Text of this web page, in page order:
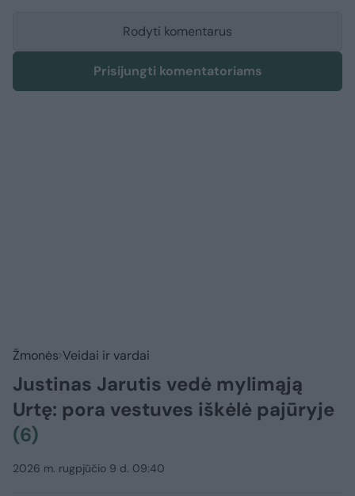
Rodyti komentarus
Prisijungti komentatoriams
Žmonės Veidai ir vardai
Justinas Jarutis vedė mylimąją
Urtę: pora vestuves iškėlė pajūryje
(6)
2026 m. rugpjūčio 9 d. 09:40